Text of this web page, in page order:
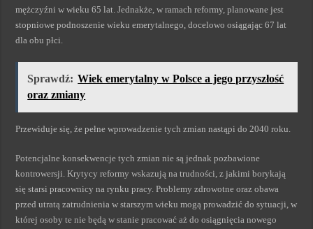
mężczyźni w wieku 65 lat. Jednakże, w ramach reformy, planowane jest
stopniowe podnoszenie wieku emerytalnego, docelowo osiągając 67 lat
dla obu płci.
Sprawdź: Wiek emerytalny w Polsce a jego przyszłość
oraz zmiany
Przewiduje się, że pełne wprowadzenie tych zmian nastąpi do 2040 roku.
Potencjalne konsekwencje tych zmian nie są jednak pozbawione
kontrowersji. Krytycy reformy wskazują na trudności, z jakimi borykają
się starsi pracownicy na rynku pracy. Problemy zdrowotne oraz obawa
przed utratą zatrudnienia w starszym wieku mogą prowadzić do sytuacji, w
której osoby te nie będą w stanie pracować aż do osiągnięcia nowego